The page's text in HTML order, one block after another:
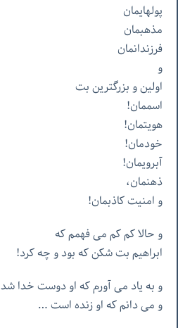
پولهايمان
مذهبمان
فرزندانمان
و
اولينوبزرگترينبت
اسممان!
هويتمان!
خودمان!
آبرويمان!
ذهنمان،
وامنيتكاذبمان!
وحالاكمكممىفهممكه
ابراهيمبتشكنكهبودوچهكرد!
وبهيادمىآورمكهاودوستخداشد
ومىدانمكهاوزندهاست…